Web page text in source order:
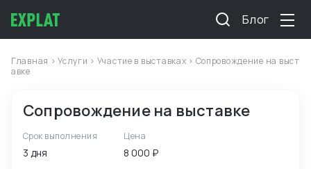
Блог
Главная >Услуги > Участие в выставках > Сопровождение на выст
авке
Сопровождение на выставке
Срок выполнения
3 дня
Цена
8 000 ₽